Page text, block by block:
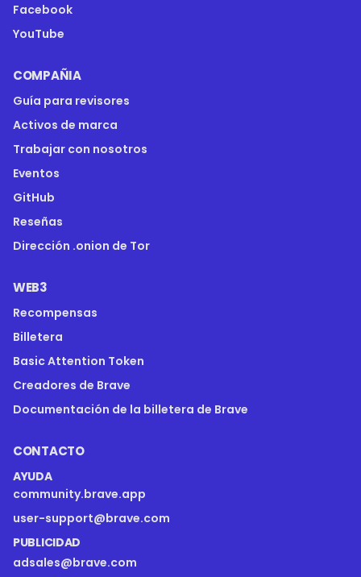
Facebook
YouTube
COMPAÑIA
Guía para revisores
Activos de marca
Trabajar con nosotros
Eventos
GitHub
Reseñas
Dirección .onion de Tor
WEB3
Recompensas
Billetera
Basic Attention Token
Creadores de Brave
Documentación de la billetera de Brave
CONTACTO
AYUDA
community.brave.app
user-support@brave.com
PUBLICIDAD
adsales@brave.com